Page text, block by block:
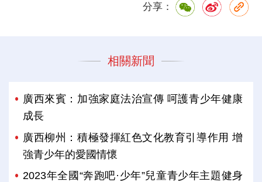
分享：
相關新聞
廣西來賓：加強家庭法治宣傳 呵護青少年健康
成長
廣西柳州：積極發揮紅色文化教育引導作用 增
強青少年的愛國情懷
2023年全國“奔跑吧·少年”兒童青少年主題健身